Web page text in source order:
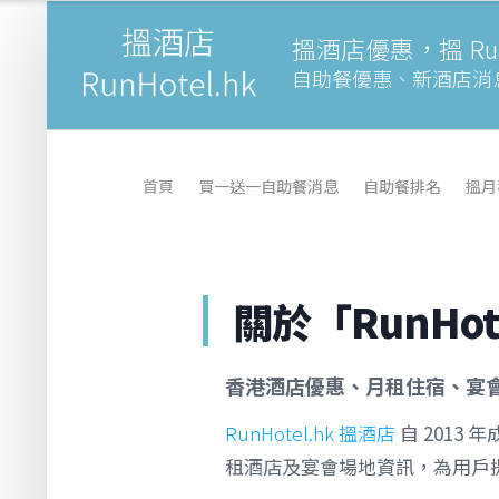
搵酒店優惠，搵
自助餐優惠、新酒店消
首頁 買一送一自助餐消息 自助餐排名 搵
關於「
香港酒店優惠、月租住宿、宴
RunHotel.hk 搵酒店 自 2013 年
租酒店及宴會場地資訊，為用